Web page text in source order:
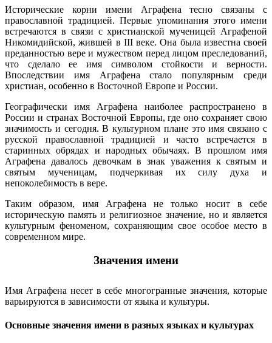
Исторические корни имени Аграфена тесно связаны с
православной традицией. Первые упоминания этого имени
встречаются в связи с христианской мученицей Аграфеной
Никомидийской, жившей в III веке. Она была известна своей
преданностью вере и мужеством перед лицом преследований,
что сделало ее имя символом стойкости и верности.
Впоследствии имя Аграфена стало популярным среди
христиан, особенно в Восточной Европе и России.
Географически имя Аграфена наиболее распространено в
России и странах Восточной Европы, где оно сохраняет свою
значимость и сегодня. В культурном плане это имя связано с
русской православной традицией и часто встречается в
старинных обрядах и народных обычаях. В прошлом имя
Аграфена давалось девочкам в знак уважения к святым и
святым мученицам, подчеркивая их силу духа и
непоколебимость в вере.
Таким образом, имя Аграфена не только носит в себе
историческую память и религиозное значение, но и является
культурным феноменом, сохраняющим свое особое место в
современном мире.
Значения имени
Имя Аграфена несет в себе многогранные значения, которые
варьируются в зависимости от языка и культуры.
Основные значения имени в разных языках и культурах